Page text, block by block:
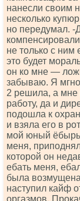
нанесли своим
несколько
но передумал.
не только с ним
это будет
он ко мне —
забываю. Я
2 решила, а мне
работу, да и
подошла к
и взяла его в
мой юный
меня,
которой он
ебать меня,
была
наступил кайф
оргазмов.